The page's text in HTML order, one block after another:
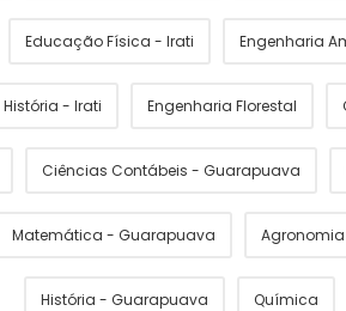
Educação Física - Irati Engenharia
História - Irati Engenharia Florestal
Ciências Contábeis - Guarapuava
Matemática - Guarapuava Agronomia
História - Guarapuava Química